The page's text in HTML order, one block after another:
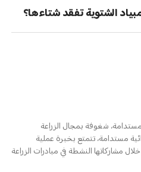
الشتوية تفقد شتاءها؟
شغوفة بمجال الزراعة
مستدامة، تتمتع بخبرة عملية
مشاركاتها النشطة في مبادرات الزراعة